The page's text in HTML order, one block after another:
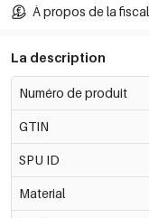
À propos de la
La description
Numéro de produit
GTIN
SPU ID
Material